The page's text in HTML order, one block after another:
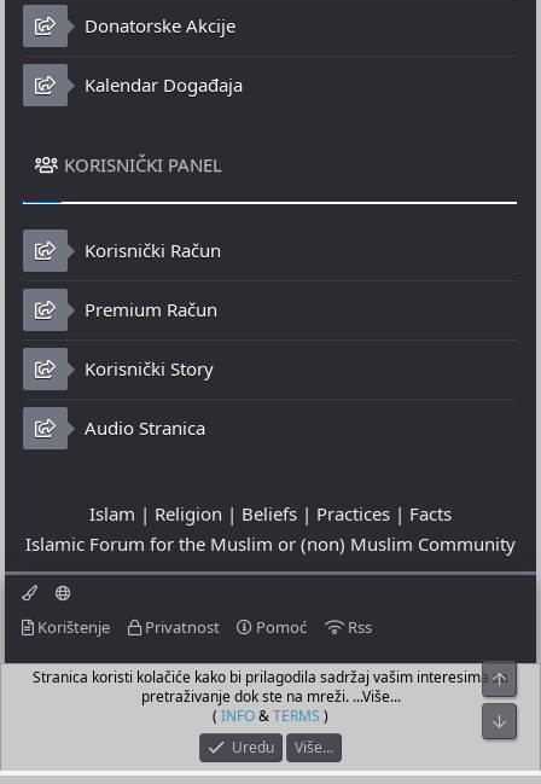
Donatorske Akcije
Kalendar Događaja
KORISNIČKI PANEL
Korisnički Račun
Premium Račun
Korisnički Story
Audio Stranica
Islam | Religion | Beliefs | Practices | Facts
Islamic Forum for the Muslim or (non) Muslim Community
Korištenje Privatnost Pomoć Rss
© 2023 - 09-08-2026
© Islamic Community Platform ®
Stranica koristi kolačiće kako bi prilagodila sadržaj vašim interesima za
pretraživanje dok ste na mreži. ...Više...
( INFO&TERMS )
Uredu
Više…
Top